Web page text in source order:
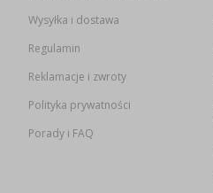
Wysyłka i dostawa
Regulamin
Reklamacje i zwroty
Polityka prywatności
Porady i FAQ